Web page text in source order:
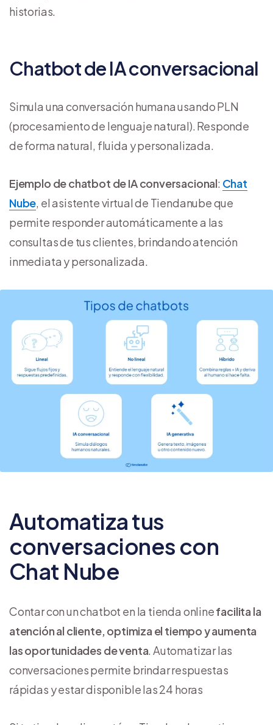
historias.
Chatbot de IA conversacional
Simula una conversación humana usando PLN
(procesamiento de lenguaje natural). Responde
de forma natural, fluida y personalizada.
Ejemplo de chatbot de IA conversacional: Chat
Nube, el asistente virtual de Tiendanube que
permite responder automáticamente a las
consultas de tus clientes, brindando atención
inmediata y personalizada.
Automatiza tus
conversaciones con
Chat Nube
Contar con un chatbot en la tienda onlinefacilita la
atención al cliente, optimiza el tiempo y aumenta
las oportunidades de venta. Automatizar las
conversaciones permite brindar respuestas
rápidas y estar disponible las 24 horas